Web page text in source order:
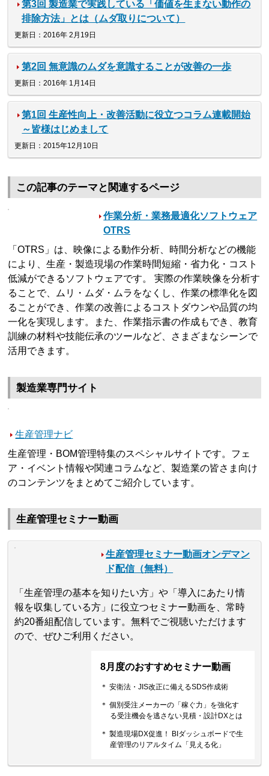
第3回 製造業で実践している「価値を生まない動作の
排除方法」とは（ムダ取りについて）
更新日：2016年 2月19日
第2回 無意識のムダを意識することが改善の一歩
更新日：2016年 1月14日
第1回 生産性向上・改善活動に役立つコラム連載開始
～皆様はじめまして
更新日：2015年12月10日
この記事のテーマと関連するページ
作業分析・業務最適化ソフトウェア
OTRS
「OTRS」は、映像による動作分析、時間分析などの機能
により、生産・製造現場の作業時間短縮・省力化・コスト
低減ができるソフトウェアです。 実際の作業映像を分析す
ることで、ムリ・ムダ・ムラをなくし、作業の標準化を図
ることができ、作業の改善によるコストダウンや品質の均
一化を実現します。また、作業指示書の作成もでき、教育
訓練の材料や技能伝承のツールなど、さまざまなシーンで
活用できます。
製造業専門サイト
生産管理ナビ
生産管理・BOM管理特集のスペシャルサイトです。フェ
ア・イベント情報や関連コラムなど、製造業の皆さま向け
のコンテンツをまとめてご紹介しています。
生産管理セミナー動画
生産管理セミナー動画オンデマン
ド配信（無料）
「生産管理の基本を知りたい方」や「導入にあたり情
報を収集している方」に役立つセミナー動画を、常時
約20番組配信しています。無料でご視聴いただけます
ので、ぜひご利用ください。
8月度のおすすめセミナー動画
＊ 安衛法・JIS改正に備えるSDS作成術
＊ 個別受注メーカーの「稼ぐ力」を強化す
る受注機会を逃さない見積・設計DXとは
＊ 製造現場DX促進！ BIダッシュボードで生
産管理のリアルタイム「見える化」